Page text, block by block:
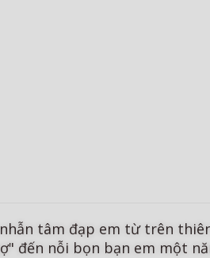
tâm đạp em từ trên
đến nỗi bọn bạn em một